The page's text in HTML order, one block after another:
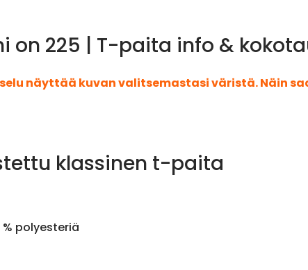
on 225 | T-paita info &
näyttää kuvan valitsemastasi väristä. Näin
klassinen t-paita
polyesteriä